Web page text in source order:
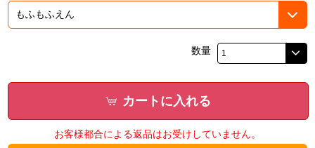
数量
カートに入れる
お客様都合による返品はお受けしていません。